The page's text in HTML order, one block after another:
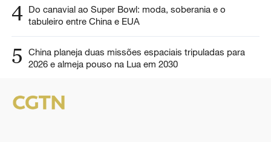
4 Do canavial ao Super Bowl: moda, soberania e o
tabuleiro entre China e EUA
5
China planeja duas missões espaciais tripuladas para
2026 e almeja pouso na Lua em 2030